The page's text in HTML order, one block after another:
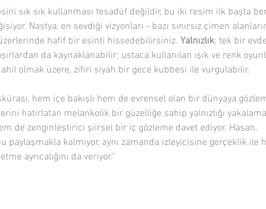
sık sık kullanması tesadüf değildir, bu iki resim ilk başta
Nastya, en sevdiği vizyonları - bazı sınırsız çimen
hafif bir esinti hissedebilirsiniz. Yalnızlık; tek bir
da kaynaklanabilir; ustaca kullanılan ışık ve renk
olmak üzere, zifiri siyah bir gece kubbesi ile vurgulabilir.
hem içe bakışlı hem de evrensel olan bir dünyaya
hatırlatan melankolik bir güzelliğe sahip yalnızlığı yakalama
de zenginleştirici şiirsel bir iç gözleme davet ediyor. Hasan,
paylaşmakla kalmıyor, aynı zamanda izleyicisine gerçeklik ile
ayrıcalığını da veriyor."